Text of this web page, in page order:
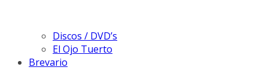
Discos / DVD’s
El Ojo Tuerto
Brevario